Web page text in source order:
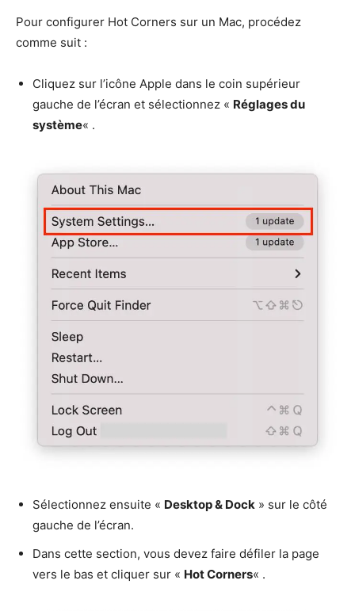
Pour configurer Hot Corners sur un Mac, procédez
comme suit :
Cliquez sur l’icône Apple dans le coin supérieur
gauche de l’écran et sélectionnez « Réglages du
système« .
Sélectionnez ensuite « Desktop & Dock » sur le côté
gauche de l’écran.
Dans cette section, vous devez faire défiler la page
vers le bas et cliquer sur « Hot Corners« .